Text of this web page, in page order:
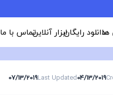
هادانلود رایگانابزار آنلاینتماس با ما
04/13/2019
Last Updated
07/13/2019